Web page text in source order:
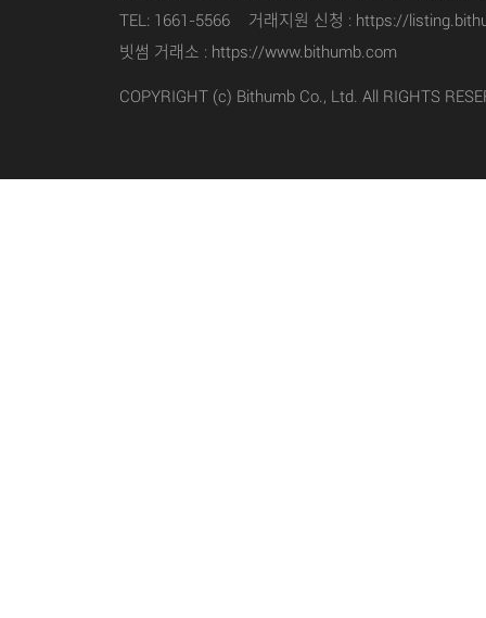
TEL: 1661-5566
거래지원 신청 : https://
빗썸 거래소 : https://www.bithumb.com
COPYRIGHT (c) Bithumb Co., Ltd. All RIGHTS